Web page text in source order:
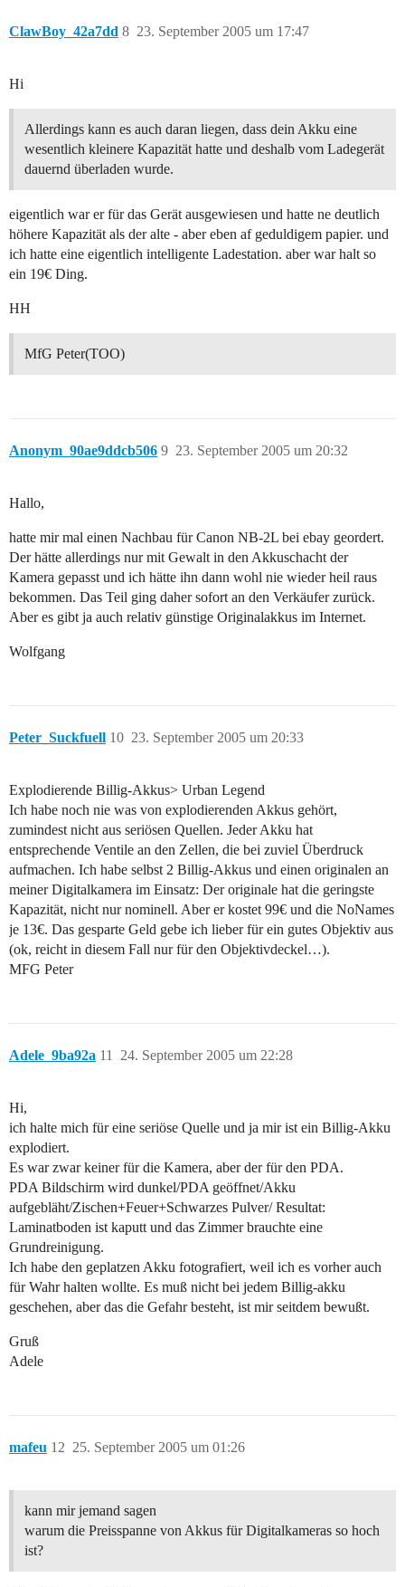
ClawBoy_42a7dd 23. September 2005 um 17:47
8
Hi
Allerdings kann es auch daran liegen, dass dein Akku eine
wesentlich kleinere Kapazität hatte und deshalb vom Ladegerät
dauernd überladen wurde.
eigentlich war er für das Gerät ausgewiesen und hatte ne deutlich
höhere Kapazität als der alte - aber eben af geduldigem papier. und
ich hatte eine eigentlich intelligente Ladestation. aber war halt so
ein 19€ Ding.
HH
MfG Peter(TOO)
Anonym_90ae9ddcb506 23. September 2005 um 20:32
9
Hallo,
hatte mir mal einen Nachbau für Canon NB-2L bei ebay geordert.
Der hätte allerdings nur mit Gewalt in den Akkuschacht der
Kamera gepasst und ich hätte ihn dann wohl nie wieder heil raus
bekommen. Das Teil ging daher sofort an den Verkäufer zurück.
Aber es gibt ja auch relativ günstige Originalakkus im Internet.
Wolfgang
Peter_Suckfuell 23. September 2005 um 20:33
10
Explodierende Billig-Akkus> Urban Legend
Ich habe noch nie was von explodierenden Akkus gehört,
zumindest nicht aus seriösen Quellen. Jeder Akku hat
entsprechende Ventile an den Zellen, die bei zuviel Überdruck
aufmachen. Ich habe selbst 2 Billig-Akkus und einen originalen an
meiner Digitalkamera im Einsatz: Der originale hat die geringste
Kapazität, nicht nur nominell. Aber er kostet 99€ und die NoNames
je 13€. Das gesparte Geld gebe ich lieber für ein gutes Objektiv aus
(ok, reicht in diesem Fall nur für den Objektivdeckel…).
MFG Peter
Adele_9ba92a 24. September 2005 um 22:28
11
Hi,
ich halte mich für eine seriöse Quelle und ja mir ist ein Billig-Akku
explodiert.
Es war zwar keiner für die Kamera, aber der für den PDA.
PDA Bildschirm wird dunkel/PDA geöffnet/Akku
aufgebläht/Zischen+Feuer+Schwarzes Pulver/ Resultat:
Laminatboden ist kaputt und das Zimmer brauchte eine
Grundreinigung.
Ich habe den geplatzen Akku fotografiert, weil ich es vorher auch
für Wahr halten wollte. Es muß nicht bei jedem Billig-akku
geschehen, aber das die Gefahr besteht, ist mir seitdem bewußt.
Gruß
Adele
mafeu 25. September 2005 um 01:26
12
kann mir jemand sagen
warum die Preisspanne von Akkus für Digitalkameras so hoch
ist?